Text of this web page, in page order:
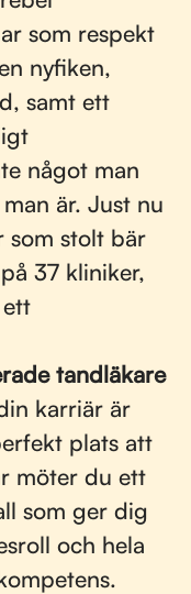
som respekt
nyfiken,
samt ett
något man
är. Just nu
som stolt bär
37 kliniker,
tandläkare
karriär är
plats att
möter du ett
som ger dig
och hela